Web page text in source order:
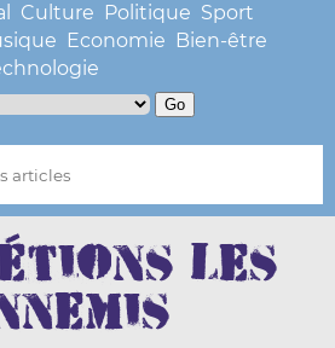
Culture Politique Sport
Economie
Bien-être
les